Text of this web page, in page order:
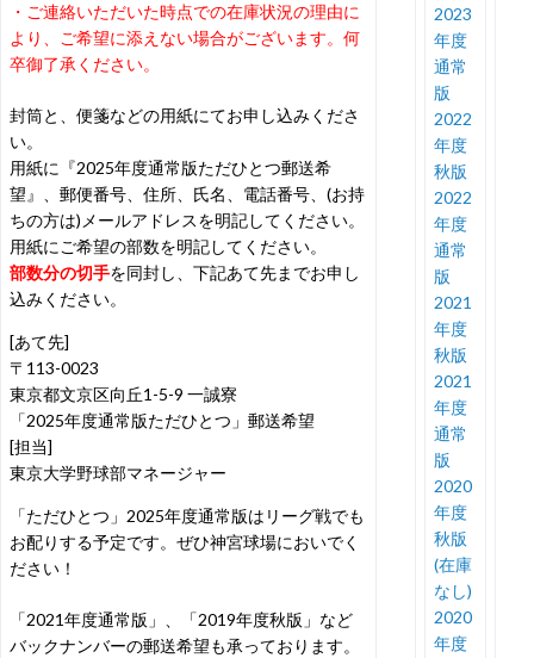
・ご連絡いただいた時点での在庫状況の理由に
より、ご希望に添えない場合がございます。何
卒御了承ください。
封筒と、便箋などの用紙にてお申し込みくださ
い。
用紙に『2025年度通常版ただひとつ郵送希
望』、郵便番号、住所、氏名、電話番号、(お持
ちの方は)メールアドレスを明記してください。
用紙にご希望の部数を明記してください。
部数分の切手を同封し、下記あて先までお申し
込みください。
[あて先]
〒113-0023
東京都文京区向丘1-5-9 一誠寮
「2025年度通常版ただひとつ」郵送希望
[担当]
東京大学野球部マネージャー
「ただひとつ」2025年度通常版はリーグ戦でも
お配りする予定です。ぜひ神宮球場においでく
ださい！
「2021年度通常版」、「2019年度秋版」など
バックナンバーの郵送希望も承っております。
2023
年度
通常
版
2022
年度
秋版
2022
年度
通常
版
2021
年度
秋版
2021
年度
通常
版
2020
年度
秋版
(在庫
なし)
2020
年度